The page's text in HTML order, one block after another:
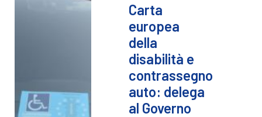
Carta
europea
della
disabilità e
contrassegno
auto: delega
al Governo